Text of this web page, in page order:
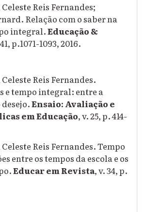
Reis Fernandes;
Relação com o saber na
integral.Educação &
p.1071-1093, 2016.
Reis Fernandes.
e tempo integral: entre a
Ensaio: Avaliação e
em Educação, v. 25, p. 414-
Reis Fernandes. Tempo
entre os tempos da escola e os
Educar em Revista, v. 34, p.